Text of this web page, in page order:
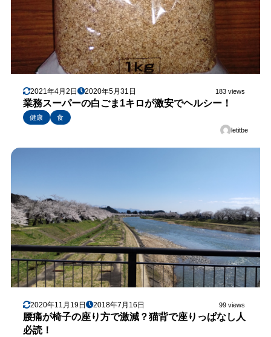
2021年4月2日 2020年5月31日 183 views
業務スーパーの白ごま1キロが激安でヘルシー！
健康
食
letitbe
2020年11月19日 2018年7月16日 99 views
腰痛が椅子の座り方で激減？猫背で座りっぱなし人
必読！